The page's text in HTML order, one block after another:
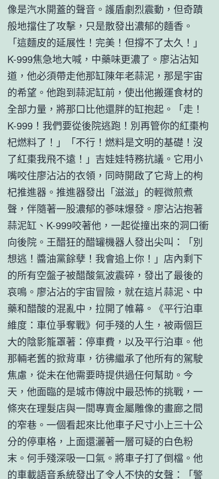
像是汽水開蓋的聲音。護盾劇烈震動，但奇蹟
般地擋住了攻擊，只是散發出濃郁的麵香。
「這麵皮的延展性！完美！但撐不了太久！」
K-999焦急地大喊，中藥味更濃了。廖沾沾知
道，他必須帶走他那缸陳年老蒜泥，那是宇宙
的希望。他跑到蒜泥缸前，使出他搬運食材的
全部力量，將那口比他還胖的缸抱起。「走！
K-999！我們要從後院逃跑！別再管你的紅棗枸
杞燃料了！」「不行！燃料是文明的基礎！沒
了紅棗我飛不遠！」吉娃娃特務抗議。它用小
嘴咬住廖沾沾的衣領，同時開啟了它背上的枸
杞推進器。推進器發出「滋滋」的輕微煎煮
聲，伴隨著一股濃郁的蔘味爆發。廖沾沾抱著
蒜泥缸、K-999咬著他，一起從撞出來的洞口衝
向後院。王醋狂的醋罐機器人發出尖叫：「別
想逃！醬油黨餘孽！我會追上你！」店內剩下
的所有空盤子被醋酸氣波震碎，發出了最後的
哀鳴。廖沾沾的宇宙冒險，就在這片蒜泥、中
藥和醋酸的混亂中，拉開了帷幕。《平行泊車
維度：車位爭奪戰》何手殘的人生，被兩個巨
大的陰影籠罩著：停車費，以及平行泊車。他
那輛老舊的掀背車，彷彿繼承了他所有的駕駛
焦慮，從未在他需要時提供過任何幫助。今
天，他面臨的是城市傳說中最恐怖的挑戰，一
條夾在理髮店與一間專賣金屬雕像的畫廊之間
的窄巷。一個看起來比他車子尺寸小上三十公
分的停車格，上面還灑著一層可疑的白色粉
末。何手殘深吸一口氣。將車子打了倒檔。他
的車載語音系統發出了令人不快的女聲：「警